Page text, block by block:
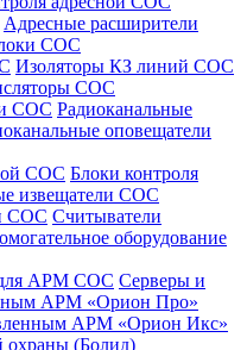
Адресные расширители
СОС
Изоляторы КЗ линий СОС
СОС
СОС Радиоканальные
оповещатели
СОС Блоки контроля
извещатели СОС
СОС Считыватели
оборудование
для АРМ СОС Серверы и
АРМ «Орион Про»
АРМ «Орион Икс»
охраны (Болид)